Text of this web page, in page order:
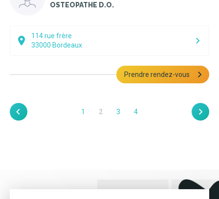
OSTEOPATHE D.O.
114 rue frère
33000 Bordeaux
Prendre rendez-vous
1 2 3 4